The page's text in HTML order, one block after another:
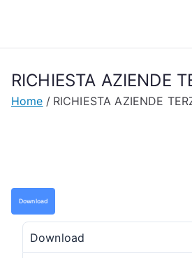
contenuto
EBT Pavia
RICHIESTA AZIENDE
Home RICHIESTA AZIENDE
Download
Download